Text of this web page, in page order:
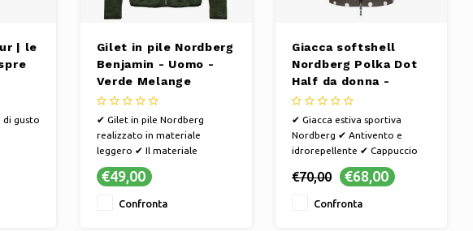
| le
di gusto
Gilet in pile Nordberg
Benjamin - Uomo -
Verde Melange
✔ Gilet in pile Nordberg
realizzato in materiale
leggero ✔ Il materiale
elasticizzato garantisce una
vestibilità comoda e libertà di
€49,00
Confronta
Giacca softshell
Nordberg Polka Dot
Half da donna -
Colore verde
✔ Giacca estiva sportiva
Nordberg ✔ Antivento e
idrorepellente ✔ Cappuccio
staccabile e tasche con
cerniera ✔ Comoda per
€70,00 €68,00
Confronta